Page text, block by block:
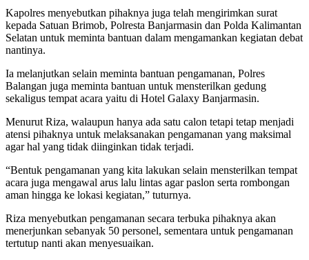
Kapolres menyebutkan pihaknya juga telah mengirimkan surat
kepada Satuan Brimob, Polresta Banjarmasin dan Polda Kalimantan
Selatan untuk meminta bantuan dalam mengamankan kegiatan debat
nantinya.
Ia melanjutkan selain meminta bantuan pengamanan, Polres
Balangan juga meminta bantuan untuk mensterilkan gedung
sekaligus tempat acara yaitu di Hotel Galaxy Banjarmasin.
Menurut Riza, walaupun hanya ada satu calon tetapi tetap menjadi
atensi pihaknya untuk melaksanakan pengamanan yang maksimal
agar hal yang tidak diinginkan tidak terjadi.
“Bentuk pengamanan yang kita lakukan selain mensterilkan tempat
acara juga mengawal arus lalu lintas agar paslon serta rombongan
aman hingga ke lokasi kegiatan,” tuturnya.
Riza menyebutkan pengamanan secara terbuka pihaknya akan
menerjunkan sebanyak 50 personel, sementara untuk pengamanan
tertutup nanti akan menyesuaikan.